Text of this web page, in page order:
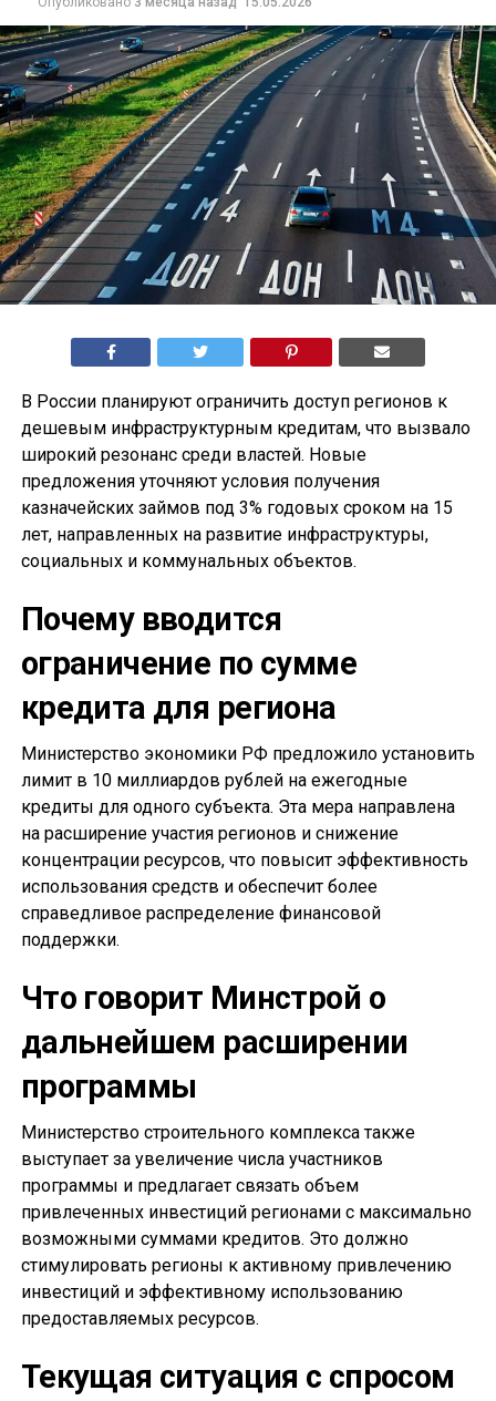
В России планируют ограничить доступ регионов к
дешевым инфраструктурным кредитам, что вызвало
широкий резонанс среди властей. Новые
предложения уточняют условия получения
казначейских займов под 3% годовых сроком на 15
лет, направленных на развитие инфраструктуры,
социальных и коммунальных объектов.
Почему вводится
ограничение по сумме
кредита для региона
Министерство экономики РФ предложило установить
лимит в 10 миллиардов рублей на ежегодные
кредиты для одного субъекта. Эта мера направлена
на расширение участия регионов и снижение
концентрации ресурсов, что повысит эффективность
использования средств и обеспечит более
справедливое распределение финансовой
поддержки.
Что говорит Минстрой о
дальнейшем расширении
программы
Министерство строительного комплекса также
выступает за увеличение числа участников
программы и предлагает связать объем
привлеченных инвестиций регионами с максимально
возможными суммами кредитов. Это должно
стимулировать регионы к активному привлечению
инвестиций и эффективному использованию
предоставляемых ресурсов.
Текущая ситуация с спросом